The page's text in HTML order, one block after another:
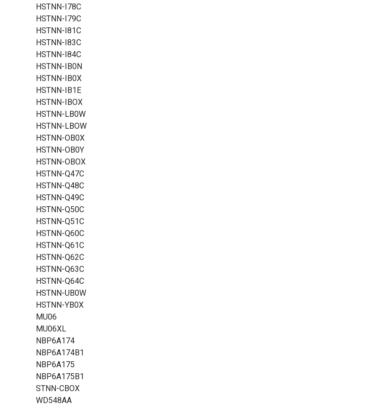
HSTNN-I78C
HSTNN-I79C
HSTNN-I81C
HSTNN-I83C
HSTNN-I84C
HSTNN-IB0N
HSTNN-IB0X
HSTNN-IB1E
HSTNN-IBOX
HSTNN-LB0W
HSTNN-LBOW
HSTNN-OB0X
HSTNN-OB0Y
HSTNN-OBOX
HSTNN-Q47C
HSTNN-Q48C
HSTNN-Q49C
HSTNN-Q50C
HSTNN-Q51C
HSTNN-Q60C
HSTNN-Q61C
HSTNN-Q62C
HSTNN-Q63C
HSTNN-Q64C
HSTNN-UB0W
HSTNN-YB0X
MU06
MU06XL
NBP6A174
NBP6A174B1
NBP6A175
NBP6A175B1
STNN-CBOX
WD548AA